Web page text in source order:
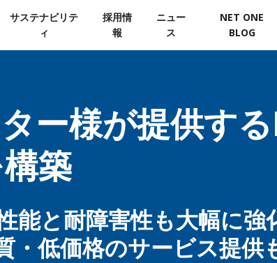
サステナビリテ
ィ
採用情
報
ニュー
ス
NET ONE
BLOG
ー様が提供す
築
能と耐障害性も大幅に強
・低価格のサービス提供